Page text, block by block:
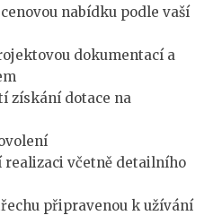
nabídku podle vaší
dokumentací a
získání dotace na
včetně detailního
připravenou k užívání